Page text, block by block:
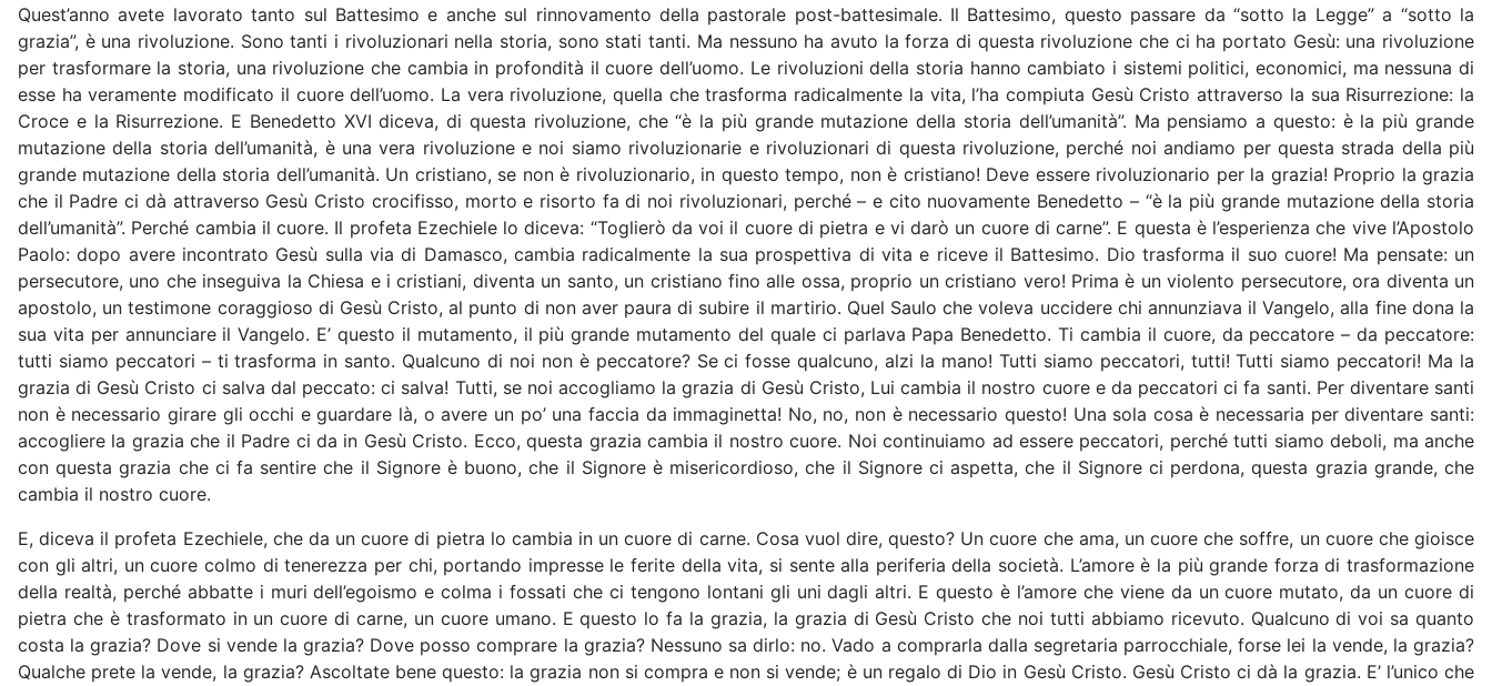
Quest’anno avete lavorato tanto sul Battesimo e anche sul rinnovamento della pastorale post-battesimale. Il Battesimo, questo passare da “sotto la Legge” a “sotto la
grazia”, è una rivoluzione. Sono tanti i rivoluzionari nella storia, sono stati tanti. Ma nessuno ha avuto la forza di questa rivoluzione che ci ha portato Gesù: una rivoluzione
per trasformare la storia, una rivoluzione che cambia in profondità il cuore dell’uomo. Le rivoluzioni della storia hanno cambiato i sistemi politici, economici, ma nessuna di
esse ha veramente modificato il cuore dell’uomo. La vera rivoluzione, quella che trasforma radicalmente la vita, l’ha compiuta Gesù Cristo attraverso la sua Risurrezione: la
Croce e la Risurrezione. E Benedetto XVI diceva, di questa rivoluzione, che “è la più grande mutazione della storia dell’umanità”. Ma pensiamo a questo: è la più grande
mutazione della storia dell’umanità, è una vera rivoluzione e noi siamo rivoluzionarie e rivoluzionari di questa rivoluzione, perché noi andiamo per questa strada della più
grande mutazione della storia dell’umanità. Un cristiano, se non è rivoluzionario, in questo tempo, non è cristiano! Deve essere rivoluzionario per la grazia! Proprio la grazia
che il Padre ci dà attraverso Gesù Cristo crocifisso, morto e risorto fa di noi rivoluzionari, perché – e cito nuovamente Benedetto – “è la più grande mutazione della storia
dell’umanità”. Perché cambia il cuore. Il profeta Ezechiele lo diceva: “Toglierò da voi il cuore di pietra e vi darò un cuore di carne”. E questa è l’esperienza che vive l’Apostolo
Paolo: dopo avere incontrato Gesù sulla via di Damasco, cambia radicalmente la sua prospettiva di vita e riceve il Battesimo. Dio trasforma il suo cuore! Ma pensate: un
persecutore, uno che inseguiva la Chiesa e i cristiani, diventa un santo, un cristiano fino alle ossa, proprio un cristiano vero! Prima è un violento persecutore, ora diventa un
apostolo, un testimone coraggioso di Gesù Cristo, al punto di non aver paura di subire il martirio. Quel Saulo che voleva uccidere chi annunziava il Vangelo, alla fine dona la
sua vita per annunciare il Vangelo. E’ questo il mutamento, il più grande mutamento del quale ci parlava Papa Benedetto. Ti cambia il cuore, da peccatore – da peccatore:
tutti siamo peccatori – ti trasforma in santo. Qualcuno di noi non è peccatore? Se ci fosse qualcuno, alzi la mano! Tutti siamo peccatori, tutti! Tutti siamo peccatori! Ma la
grazia di Gesù Cristo ci salva dal peccato: ci salva! Tutti, se noi accogliamo la grazia di Gesù Cristo, Lui cambia il nostro cuore e da peccatori ci fa santi. Per diventare santi
non è necessario girare gli occhi e guardare là, o avere un po’ una faccia da immaginetta! No, no, non è necessario questo! Una sola cosa è necessaria per diventare santi:
accogliere la grazia che il Padre ci da in Gesù Cristo. Ecco, questa grazia cambia il nostro cuore. Noi continuiamo ad essere peccatori, perché tutti siamo deboli, ma anche
con questa grazia che ci fa sentire che il Signore è buono, che il Signore è misericordioso, che il Signore ci aspetta, che il Signore ci perdona, questa grazia grande, che
cambia il nostro cuore.
E, diceva il profeta Ezechiele, che da un cuore di pietra lo cambia in un cuore di carne. Cosa vuol dire, questo? Un cuore che ama, un cuore che soffre, un cuore che gioisce
con gli altri, un cuore colmo di tenerezza per chi, portando impresse le ferite della vita, si sente alla periferia della società. L’amore è la più grande forza di trasformazione
della realtà, perché abbatte i muri dell’egoismo e colma i fossati che ci tengono lontani gli uni dagli altri. E questo è l’amore che viene da un cuore mutato, da un cuore di
pietra che è trasformato in un cuore di carne, un cuore umano. E questo lo fa la grazia, la grazia di Gesù Cristo che noi tutti abbiamo ricevuto. Qualcuno di voi sa quanto
costa la grazia? Dove si vende la grazia? Dove posso comprare la grazia? Nessuno sa dirlo: no. Vado a comprarla dalla segretaria parrocchiale, forse lei la vende, la grazia?
Qualche prete la vende, la grazia? Ascoltate bene questo: la grazia non si compra e non si vende; è un regalo di Dio in Gesù Cristo. Gesù Cristo ci dà la grazia. E’ l’unico che